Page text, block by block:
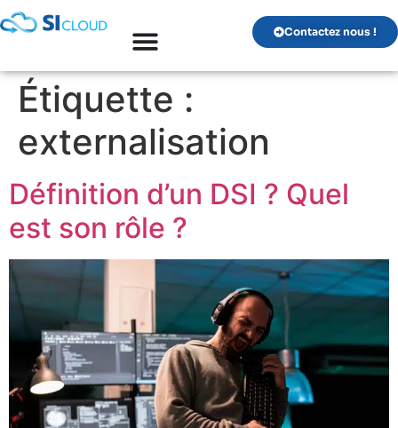
Contactez nous !
Étiquette :
externalisation
Définition d’un DSI ? Quel
est son rôle ?